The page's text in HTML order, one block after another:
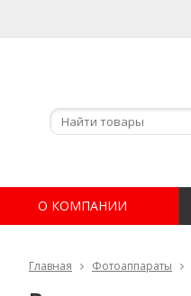
О КОМПАНИИ
Главная Фотоаппараты